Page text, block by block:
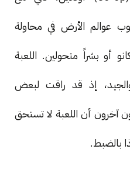
عوالم الأرض في محاولة
أو بشراً متحولين. اللعبة
والجيد، إذ قد راقت لبعض
آخرون أن اللعبة لا تستحق
بالضبط.